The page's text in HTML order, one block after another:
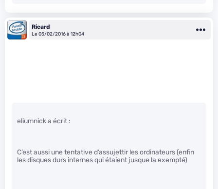
Ricard
Le 05/02/2016 à 12h04
eliumnick a écrit :
C’est aussi une tentative d’assujettir les ordinateurs (enfin
les disques durs internes qui étaient jusque la exempté)